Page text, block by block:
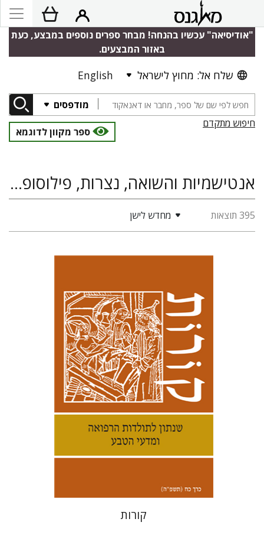
"אודיסיאה" עכשיו בהנחה! מבחר ספרים נוספים במבצע, כעת
באזור המבצעים.
שלח אל: מחוץ לישראל English
מודפסים
חיפוש מתקדם
ספר מקוון לדוגמא
אנטישמיות והשואה, נצרות, פילוסופיה ומחשבה יהודית
395 תוצאות מחדש לישן
קנת קולינס
הנחת אתר ספר מודפס
$42
$38
קורות